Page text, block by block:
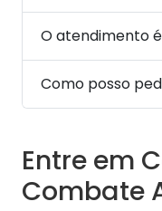
O atendimento
Como posso
Entre em
Combate